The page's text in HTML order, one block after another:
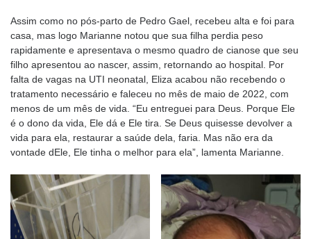
Assim como no pós-parto de Pedro Gael, recebeu alta e foi para
casa, mas logo Marianne notou que sua filha perdia peso
rapidamente e apresentava o mesmo quadro de cianose que seu
filho apresentou ao nascer, assim, retornando ao hospital. Por
falta de vagas na UTI neonatal, Eliza acabou não recebendo o
tratamento necessário e faleceu no mês de maio de 2022, com
menos de um mês de vida. “Eu entreguei para Deus. Porque Ele
é o dono da vida, Ele dá e Ele tira. Se Deus quisesse devolver a
vida para ela, restaurar a saúde dela, faria. Mas não era da
vontade dEle, Ele tinha o melhor para ela”, lamenta Marianne.